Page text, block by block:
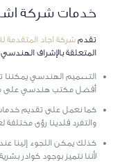
خدمات شركة
تقدم شركة اجاد المتقدمة
المتعلقة بالإشراف
التصميم الهندسي يمكننا
أفضل مكتب هندسي على
كما نعمل على تقديم خدمات
والتفرد فلدينا رؤى مختلفة
كذلك يمكن اللجوء إلينا عند
لأننا نتميز بوجود كوادر